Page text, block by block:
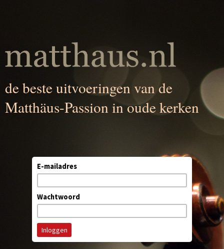
de beste uitvoeringen van de
Matthäus-Passion in oude kerken
E-mailadres
Wachtwoord